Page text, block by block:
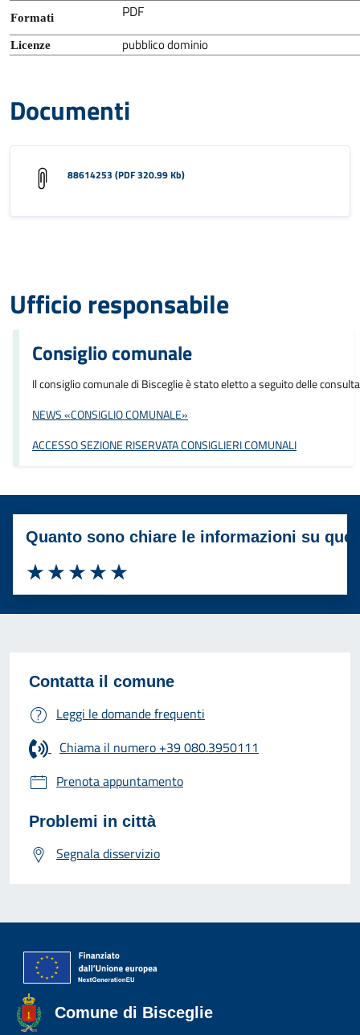
Formati PDF
Licenze pubblico dominio
Documenti
88614253 (PDF 320.99 Kb)
Ufficio responsabile
Consiglio comunale
Il consiglio comunale di Bisceglie è stato eletto a seguito delle
NEWS «CONSIGLIO COMUNALE»
ACCESSO SEZIONE RISERVATA CONSIGLIERI COMUNALI
Quanto sono chiare le informazioni su
Valuta 4 stelle su 5
Valuta 3 stelle su 5
Valuta 2 stelle su 5
Valuta 1 stelle su 5
Contatta il comune
Leggi le domande frequenti
Chiama il numero +39 080.3950111
Prenota appuntamento
Problemi in città
Segnala disservizio
Comune di Bisceglie